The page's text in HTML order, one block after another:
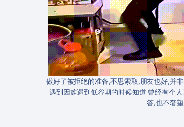
做好了被拒绝的准备,不思索取,朋友也好,并
遇到因难遇到低谷期的时候知道,曾经有个
答,也不奢